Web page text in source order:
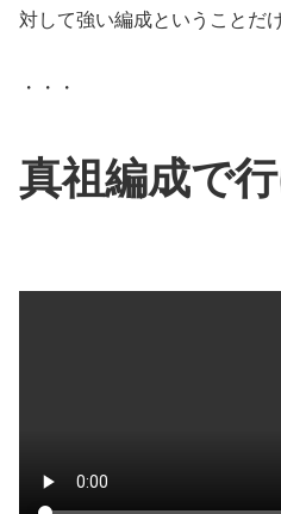
対して強い編成ということ
・・・
真祖編成で